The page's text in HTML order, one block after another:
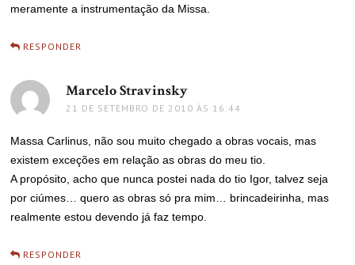
meramente a instrumentação da Missa.
RESPONDER
Marcelo Stravinsky
21 DE SETEMBRO DE 2010 ÀS 16:44
Massa Carlinus, não sou muito chegado a obras vocais, mas
existem exceções em relação as obras do meu tio.
A propósito, acho que nunca postei nada do tio Igor, talvez seja
por ciúmes… quero as obras só pra mim… brincadeirinha, mas
realmente estou devendo já faz tempo.
RESPONDER